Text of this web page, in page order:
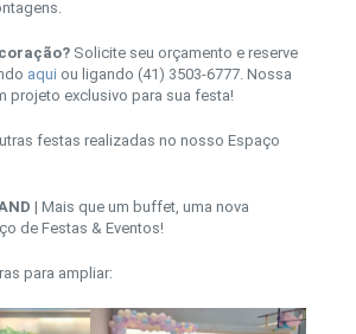
Solicite seu orçamento e reserve
aqui ou ligando (41) 3503-6777. Nossa
projeto exclusivo para sua festa!
festas realizadas no nosso Espaço
| Mais que um buffet, uma nova
de Festas & Eventos!
para ampliar: